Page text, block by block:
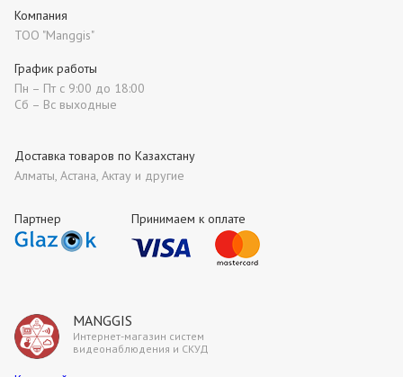
MANGGIS
Интернет-магазин систем
видеонаблюдения и СКУД
Партнер Принимаем к оплате
Компания
ТОО "Manggis"
Доставка товаров по Казахстану
Алматы, Астана, Актау и другие
График работы
Пн – Пт с 9:00 до 18:00
Сб – Вс выходные